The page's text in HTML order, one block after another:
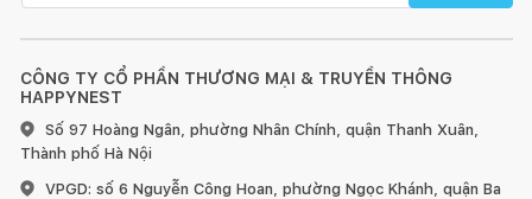
bằng gốm ceramic.
Độ bền sử dụng trên 10 năm (tương đương với 500.000 lần
đóng mở).
Đầu vòi được nhập khẩu từ Châu Âu với chất liệu nhựa cao
CÔNG TY CỔ PHẦN THƯƠNG MẠI & TRUYỀN THÔNG
HAPPYNEST
Số 97 Hoàng Ngân, phường Nhân Chính, quận Thanh Xuân,
Thành phố Hà Nội
VPGD: số 6 Nguyễn Công Hoan, phường Ngọc Khánh, quận Ba